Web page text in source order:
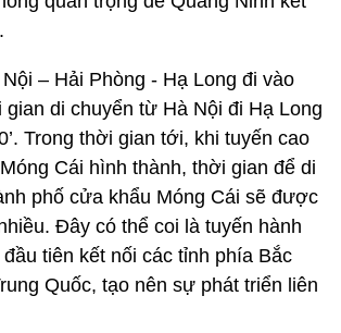
– Hải Phòng - Hạ Long đi vào
gian di chuyển từ Hà Nội đi Hạ Long
Trong thời gian tới, khi tuyến cao
Cái hình thành, thời gian để di
phố cửa khẩu Móng Cái sẽ được
Đây có thể coi là tuyến hành
tiên kết nối các tỉnh phía Bắc
Quốc, tạo nên sự phát triển liên